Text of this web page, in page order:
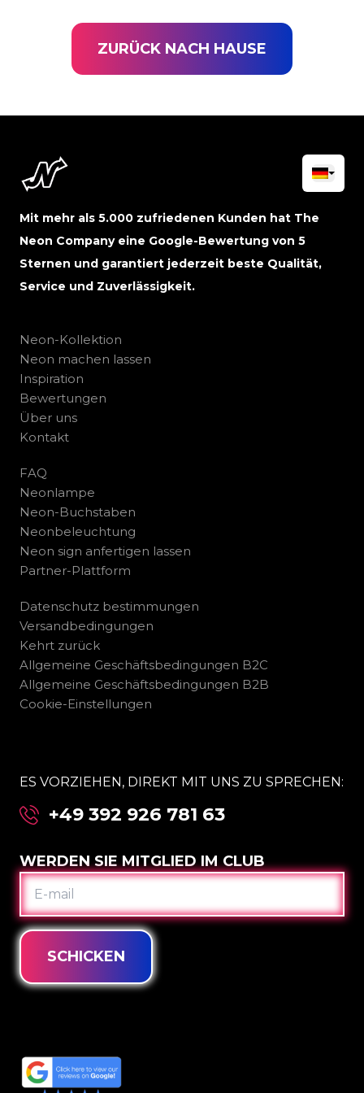
ZURÜCK NACH HAUSE
Mit mehr als 5.000 zufriedenen Kunden hat The
Neon Company eine Google-Bewertung von 5
Sternen und garantiert jederzeit beste Qualität,
Service und Zuverlässigkeit.
Neon-Kollektion
Neon machen lassen
Inspiration
Bewertungen
Über uns
Kontakt
FAQ
Neonlampe
Neon-Buchstaben
Neonbeleuchtung
Neon sign anfertigen lassen
Partner-Plattform
Datenschutz bestimmungen
Versandbedingungen
Kehrt zurück
Allgemeine Geschäftsbedingungen B2C
Allgemeine Geschäftsbedingungen B2B
Cookie-Einstellungen
ES VORZIEHEN, DIREKT MIT UNS ZU SPRECHEN:
+49 392 926 781 63
WERDEN SIE MITGLIED IM CLUB
E-
MAIL
SCHICKEN